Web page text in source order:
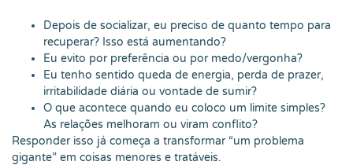
Depois de socializar, eu preciso de quanto tempo para
recuperar? Isso está aumentando?
Eu evito por preferência ou por medo/vergonha?
Eu tenho sentido queda de energia, perda de prazer,
irritabilidade diária ou vontade de sumir?
O que acontece quando eu coloco um limite simples?
As relações melhoram ou viram conflito?
Responder isso já começa a transformar “um problema
gigante” em coisas menores e tratáveis.